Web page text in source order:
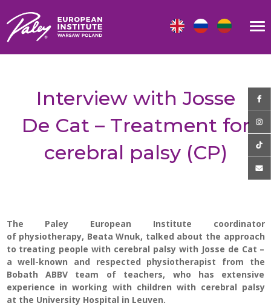
Interview with Josse
De Cat – Treatment for
cerebral palsy (CP)
The Paley European Institute coordinator
of physiotherapy, Beata Wnuk, talked about the approach
to treating people with cerebral palsy with Josse de Cat –
a well-known and respected physiotherapist from the
Bobath ABBV team of teachers, who has extensive
experience in working with children with cerebral palsy
at the University Hospital in Leuven.